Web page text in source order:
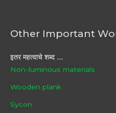
Other Important
इतर महत्वाचे शब्द ....
Non-luminous materials
Wooden plank
Sycon